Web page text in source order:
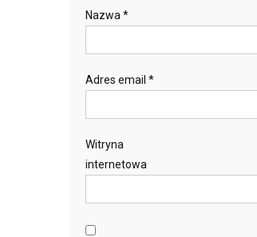
Nazwa *
Adres email *
Witryna
internetowa